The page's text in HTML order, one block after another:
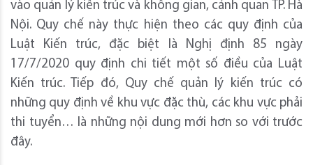
vào quản lý kiến trúc và không gian, cảnh quan TP. Hà
Nội. Quy chế này thực hiện theo các quy định của
Luật Kiến trúc, đặc biệt là Nghị định 85 ngày
17/7/2020 quy định chi tiết một số điều của Luật
Kiến trúc. Tiếp đó, Quy chế quản lý kiến trúc có
những quy định về khu vực đặc thù, các khu vực phải
thi tuyển… là những nội dung mới hơn so với trước
đây.